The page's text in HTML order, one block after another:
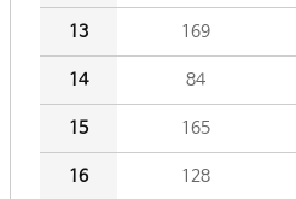
13 169
14 84
15 165
16 128